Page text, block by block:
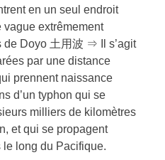
en un seul endroit
vague extrêmement
de Doyo 土用波 ⇒ Il s’agit
par une distance
prennent naissance
d’un typhon qui se
milliers de kilomètres
et qui se propagent
le long du Pacifique.